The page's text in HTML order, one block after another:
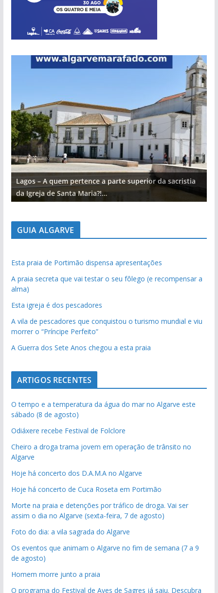
Lagos – A quem pertence a parte superior da sacristia
da Igreja de Santa Maria?!…
GUIA ALGARVE
Esta praia de Portimão dispensa apresentações
A praia secreta que vai testar o seu fôlego (e recompensar a
alma)
Esta igreja é dos pescadores
A vila de pescadores que conquistou o turismo mundial e viu
morrer o “Príncipe Perfeito”
A Guerra dos Sete Anos chegou a esta praia
ARTIGOS RECENTES
O tempo e a temperatura da água do mar no Algarve este
sábado (8 de agosto)
Odiáxere recebe Festival de Folclore
Cheiro a droga trama jovem em operação de trânsito no
Algarve
Hoje há concerto dos D.A.M.A no Algarve
Hoje há concerto de Cuca Roseta em Portimão
Morte na praia e detenções por tráfico de droga. Vai ser
assim o dia no Algarve (sexta-feira, 7 de agosto)
Foto do dia: a vila sagrada do Algarve
Os eventos que animam o Algarve no fim de semana (7 a 9
de agosto)
Homem morre junto a praia
O programa do Festival de Aves de Sagres já saiu. Descubra